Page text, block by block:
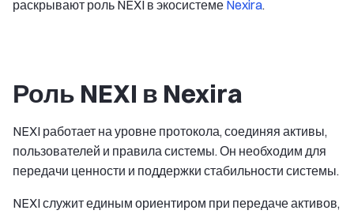
раскрывают роль NEXI в экосистеме Nexira.
Роль NEXI в Nexira
NEXI работает на уровне протокола, соединяя активы,
пользователей и правила системы. Он необходим для
передачи ценности и поддержки стабильности системы.
NEXI служит единым ориентиром при передаче активов,